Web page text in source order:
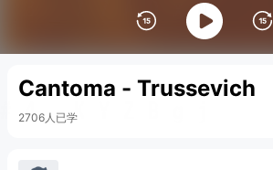
Cantoma - Trussevich
2706人已学